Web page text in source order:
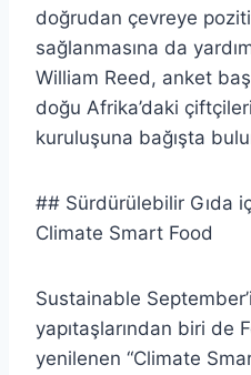
doğrudan çevreye
sağlanmasına da
William Reed, anket
doğu Afrika’daki
kuruluşuna bağışta
## Sürdürülebilir Gıda
Climate Smart Food
Sustainable
yapıtaşlarından biri de
yenilenen “Climate